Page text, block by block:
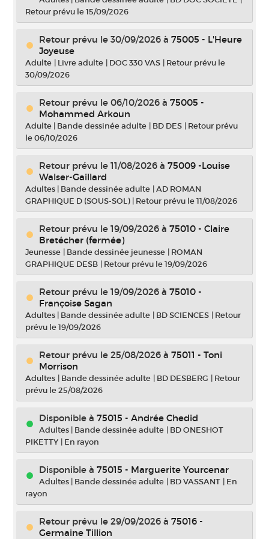
Retour prévu le 15/09/2026
Retour prévu le 30/09/2026 à 75005 - L'Heure
Joyeuse
Adulte | Livre adulte | DOC 330 VAS | Retour prévu le
30/09/2026
Retour prévu le 06/10/2026 à 75005 -
Mohammed Arkoun
Adulte | Bande dessinée adulte | BD DES | Retour prévu
le 06/10/2026
Retour prévu le 11/08/2026 à 75009 -Louise
Walser-Gaillard
Adultes | Bande dessinée adulte |AD ROMAN
GRAPHIQUE D (SOUS-SOL) | Retour prévu le 11/08/2026
Retour prévu le 19/09/2026 à 75010 - Claire
Bretécher (fermée)
Jeunesse | Bande dessinée jeunesse | ROMAN
GRAPHIQUE DESB | Retour prévu le 19/09/2026
Retour prévu le 19/09/2026 à 75010 -
Françoise Sagan
Adultes | Bande dessinée adulte | BD SCIENCES | Retour
prévu le 19/09/2026
Retour prévu le 25/08/2026 à 75011 - Toni
Morrison
Adultes | Bande dessinée adulte | BD DESBERG | Retour
prévu le 25/08/2026
Disponible à 75015 - Andrée Chedid
Adultes | Bande dessinée adulte | BD ONESHOT
PIKETTY | En rayon
Disponible à 75015 - Marguerite Yourcenar
Adultes | Bande dessinée adulte | BD VASSANT | En
rayon
Retour prévu le 29/09/2026 à 75016 -
Germaine Tillion